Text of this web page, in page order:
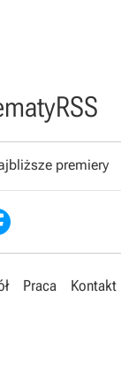
RSS
premiery
Praca Kontakt